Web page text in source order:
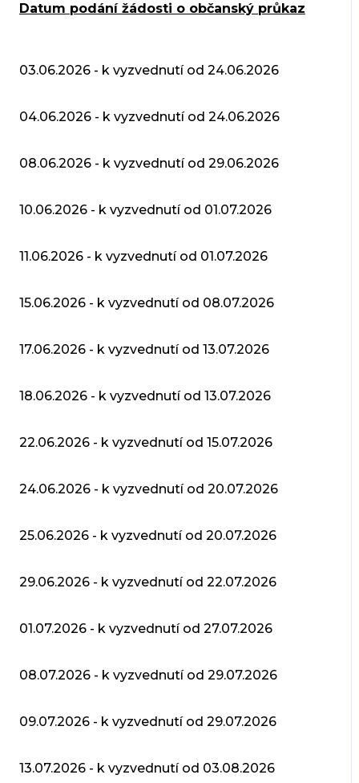
Datum podání žádosti o občanský průkaz
03.06.2026 - k vyzvednutí od 24.06.2026
04.06.2026 - k vyzvednutí od 24.06.2026
08.06.2026 - k vyzvednutí od 29.06.2026
10.06.2026 - k vyzvednutí od 01.07.2026
11.06.2026 - k vyzvednutí od 01.07.2026
15.06.2026 - k vyzvednutí od 08.07.2026
17.06.2026 - k vyzvednutí od 13.07.2026
18.06.2026 - k vyzvednutí od 13.07.2026
22.06.2026 - k vyzvednutí od 15.07.2026
24.06.2026 - k vyzvednutí od 20.07.2026
25.06.2026 - k vyzvednutí od 20.07.2026
29.06.2026 - k vyzvednutí od 22.07.2026
01.07.2026 - k vyzvednutí od 27.07.2026
08.07.2026 - k vyzvednutí od 29.07.2026
09.07.2026 - k vyzvednutí od 29.07.2026
13.07.2026 - k vyzvednutí od 03.08.2026